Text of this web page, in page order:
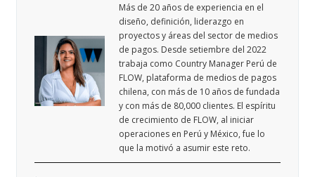
Más de 20 años de experiencia en el
diseño, definición, liderazgo en
proyectos y áreas del sector de medios
de pagos. Desde setiembre del 2022
trabaja como Country Manager Perú de
FLOW, plataforma de medios de pagos
chilena, con más de 10 años de fundada
y con más de 80,000 clientes. El espíritu
de crecimiento de FLOW, al iniciar
operaciones en Perú y México, fue lo
que la motivó a asumir este reto.